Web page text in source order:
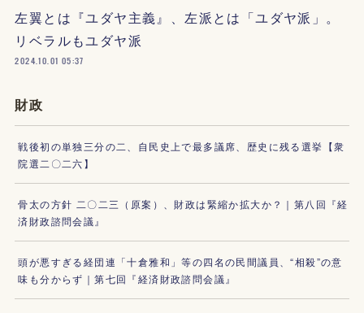
左翼とは『ユダヤ主義』、左派とは「ユダヤ派」。
リベラルもユダヤ派
2024.10.01 05:37
財政
戦後初の単独三分の二、自民史上で最多議席、歴史に残る選挙【衆
院選二〇二六】
骨太の方針 二〇二三（原案）、財政は緊縮か拡大か？｜第八回『経
済財政諮問会議』
頭が悪すぎる経団連「十倉雅和」等の四名の民間議員、“相殺”の意
味も分からず｜第七回『経済財政諮問会議』